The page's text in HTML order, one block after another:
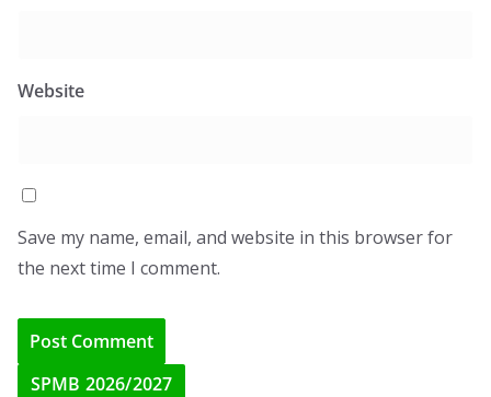
Website
Save my name, email, and website in this browser for
the next time I comment.
SPMB 2026/2027